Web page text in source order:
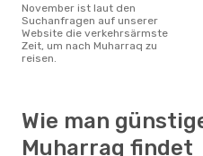
November ist laut den
Suchanfragen auf unserer
Website die verkehrsärmste
Zeit, um nach Muharraq zu
reisen.
Wie man
Muharraq findet